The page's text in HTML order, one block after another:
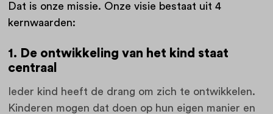
Dat is onze missie. Onze visie bestaat uit 4
kernwaarden:
1. De ontwikkeling van het kind staat
centraal
Ieder kind heeft de drang om zich te ontwikkelen.
Kinderen mogen dat doen op hun eigen manier en